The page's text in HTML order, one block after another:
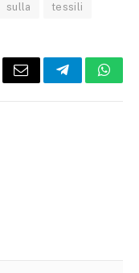
sulla tessili
Email Telegram